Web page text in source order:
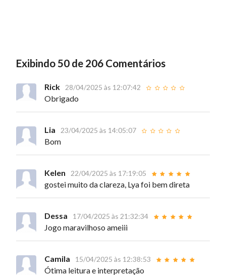
Exibindo 50 de 206 Comentários
Rick 28/04/2025 às 12:07:42
Obrigado
Lia 23/04/2025 às 14:05:07
Bom
Kelen 22/04/2025 às 17:19:05
gostei muito da clareza, Lya foi bem direta
Dessa 17/04/2025 às 21:32:34
Jogo maravilhoso ameiii
Camila 15/04/2025 às 12:38:53
Ótima leitura e interpretação